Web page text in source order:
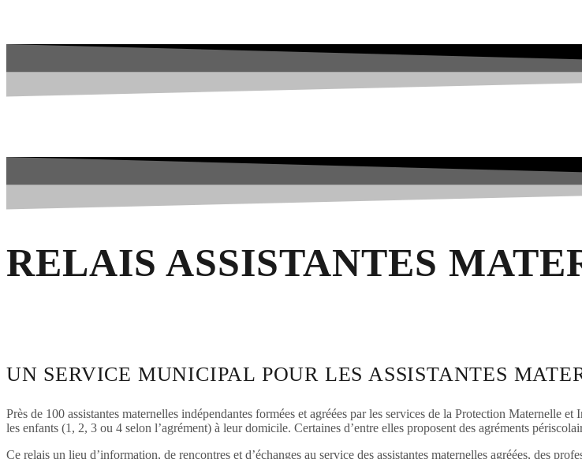
RELAIS ASSISTANTES
UN SERVICE MUNICIPAL POUR LES ASSISTANTES
Près de 100 assistantes maternelles indépendantes formées et agréées par les services de la Protection
les enfants (1, 2, 3 ou 4 selon l’agrément) à leur domicile. Certaines d’entre elles proposent des agréments
Ce relais un lieu d’information, de rencontres et d’échanges au service des assistantes maternelles agréées, des